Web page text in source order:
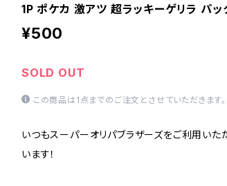
1P ポケカ 激アツ 超ラッキーゲリラ パッ
¥500
SOLD OUT
この商品は1点までのご注文とさせていただきます。
いつもスーパーオリパブラザーズをご利用いた
います！